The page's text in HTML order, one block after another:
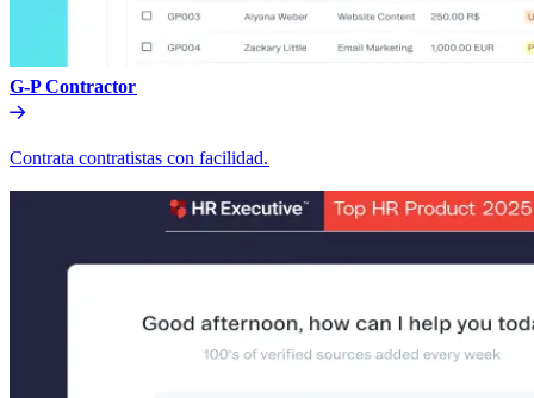
G-P Contractor​​
Contrata contratistas con facilidad.​​